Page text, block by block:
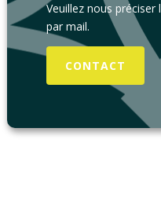
Veuillez nous préciser
par mail.
CONTACT